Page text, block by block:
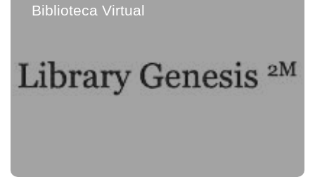
Biblioteca Virtual